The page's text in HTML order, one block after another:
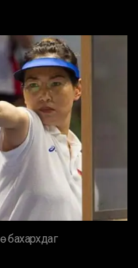
бахархдаг